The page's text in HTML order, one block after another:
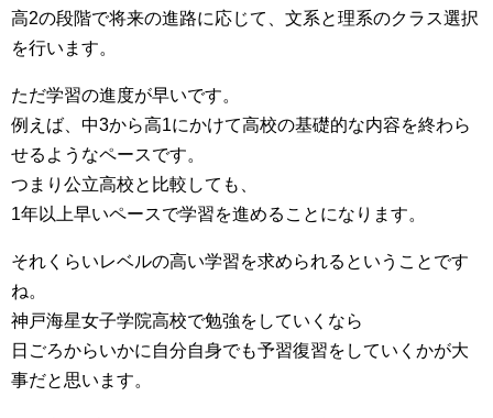
高2の段階で将来の進路に応じて、文系と理系のクラス選択
を行います。
ただ学習の進度が早いです。
例えば、中3から高1にかけて高校の基礎的な内容を終わら
せるようなペースです。
つまり公立高校と比較しても、
1年以上早いペースで学習を進めることになります。
それくらいレベルの高い学習を求められるということです
ね。
神戸海星女子学院高校で勉強をしていくなら
日ごろからいかに自分自身でも予習復習をしていくかが大
事だと思います。